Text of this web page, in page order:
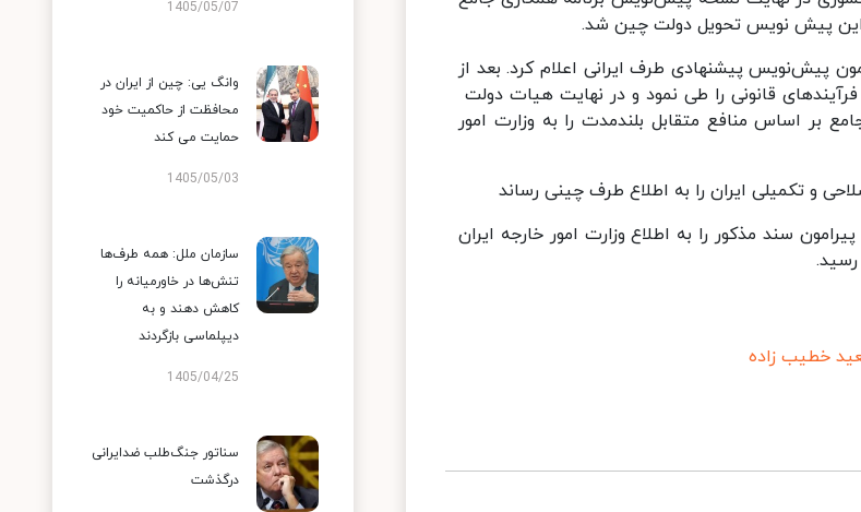
رسمی نظر خود را پیرامون پیش‌نویس پیشنهادی طرف ایرانی اعلام کرد. بعد از
قانونی را طی نمود و در نهایت هیات دولت
جامع بر اساس منافع متقابل بلندمدت را به وزارت امور
طرف چینی نظرات خود پیرامون سند مذکور را به اطلاع وزارت امور خارجه ایران
خطیب زاده
1405/05/07
وانگ یی: چین از ایران در
محافظت از حاکمیت خود
حمایت می کند
1405/05/03
سازمان ملل: همه طرف‌ها
تنش‌ها در خاورمیانه را
کاهش دهند و به
دیپلماسی بازگردند
1405/04/25
سناتور جنگ‌طلب ضدایرانی
درگذشت